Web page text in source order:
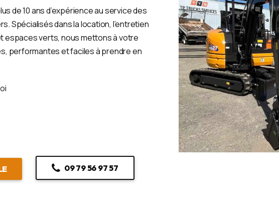
de 10 ans d’expérience au service des
Spécialisés dans la location, l’entretien
espaces verts, nous mettons à votre
performantes et faciles à prendre en
09 79 56 97 57